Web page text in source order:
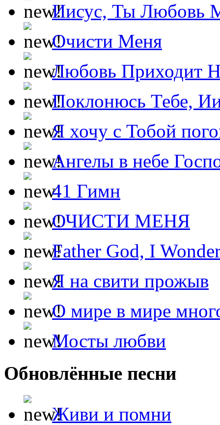
Иисус, Ты Любовь
Очисти Меня
Любовь Приходит
Поклонюсь Тебе,
Я хочу с Тобой
Ангелы в небе
41 Гимн
ОЧИСТИ МЕНЯ
Father God, I
Я на свити прожыв
О мире в мире
Мосты любви
Обновлённые песни
Живи и помни